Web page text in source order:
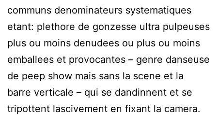
communs denominateurs systematiques
etant: plethore de gonzesse ultra pulpeuses
plus ou moins denudees ou plus ou moins
emballees et provocantes – genre danseuse
de peep show mais sans la scene et la
barre verticale – qui se dandinnent et se
tripottent lascivement en fixant la camera.